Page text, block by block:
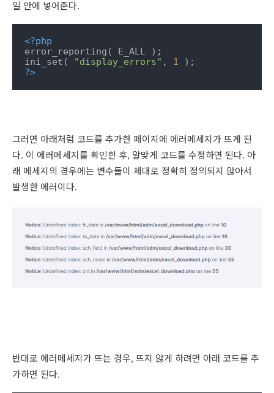
일 안에 넣어준다.
<?php
error_reporting( E_ALL );
ini_set(
"display_errors" , 1
?>
그러면 아래처럼 코드를 추가한 페이지에 에러메세지가 뜨게 된
다. 이 에러메세지를 확인한 후, 알맞게 코드를 수정하면 된다. 아
래 메세지의 경우에는 변수들이 제대로 정확히 정의되지 않아서
발생한 에러이다.
반대로 에러메세지가 뜨는 경우, 뜨지 않게 하려면 아래 코드를 추
가하면 된다.